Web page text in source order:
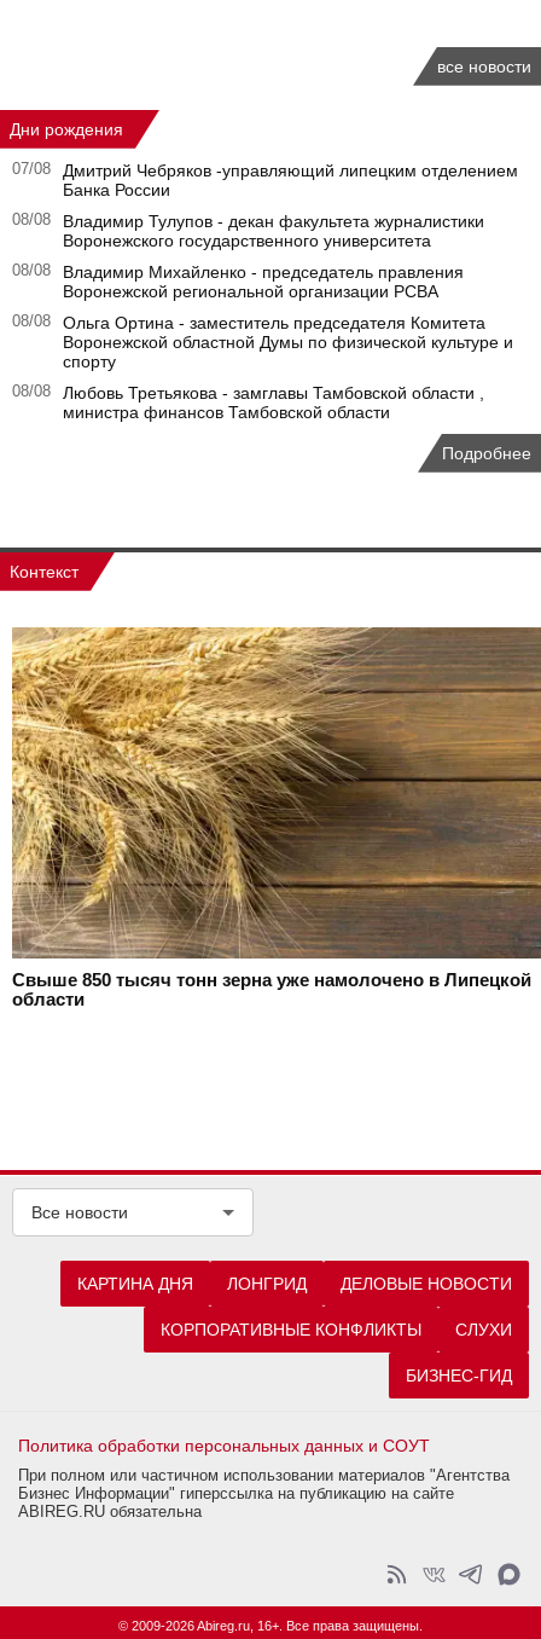
все новости
Дни рождения
07/08
Дмитрий Чебряков -управляющий липецким отделением
Банка России
08/08
Владимир Тулупов - декан факультета журналистики
Воронежского государственного университета
08/08
Владимир Михайленко - председатель правления
Воронежской региональной организации РСВА
08/08
Ольга Ортина - заместитель председателя Комитета
Воронежской областной Думы по физической культуре и
спорту
08/08
Любовь Третьякова - замглавы Тамбовской области ,
министра финансов Тамбовской области
Подробнее
Контекст
Свыше 850 тысяч тонн зерна уже намолочено в Липецкой
области
Все новости
КАРТИНА ДНЯ ЛОНГРИД ДЕЛОВЫЕ НОВОСТИ
КОРПОРАТИВНЫЕ КОНФЛИКТЫ СЛУХИ
БИЗНЕС-ГИД
Политика обработки персональных данных и СОУТ
При полном или частичном использовании материалов "Агентства
Бизнес Информации" гиперссылка на публикацию на сайте
ABIREG.RU обязательна
© 2009-2026 Abireg.ru, 16+. Все права защищены.